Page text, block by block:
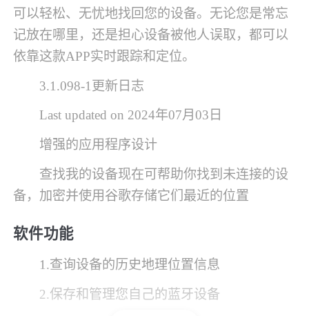
可以轻松、无忧地找回您的设备。无论您是常忘
记放在哪里，还是担心设备被他人误取，都可以
依靠这款APP实时跟踪和定位。
3.1.098-1更新日志
Last updated on 2024年07月03日
增强的应用程序设计
查找我的设备现在可帮助你找到未连接的设
备，加密并使用谷歌存储它们最近的位置
软件功能
1.查询设备的历史地理位置信息
2.保存和管理您自己的蓝牙设备